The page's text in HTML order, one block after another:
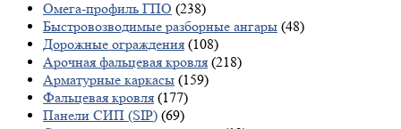
Омега-профиль ГПО (238)
Быстровозводимые разборные ангары (48)
Дорожные ограждения (108)
Арочная фальцевая кровля (218)
Арматурные каркасы (159)
Фальцевая кровля (177)
Панели СИП (SIP) (69)